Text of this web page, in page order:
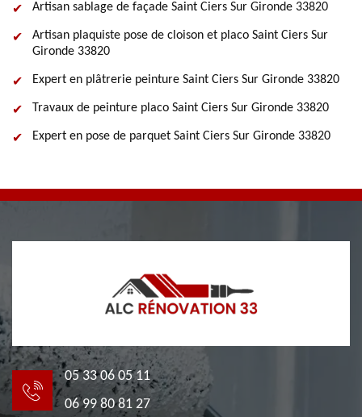
Artisan sablage de façade Saint Ciers Sur Gironde 33820
Artisan plaquiste pose de cloison et placo Saint Ciers Sur
Gironde 33820
Expert en plâtrerie peinture Saint Ciers Sur Gironde 33820
Travaux de peinture placo Saint Ciers Sur Gironde 33820
Expert en pose de parquet Saint Ciers Sur Gironde 33820
05 33 06 05 11
06 99 80 81 27